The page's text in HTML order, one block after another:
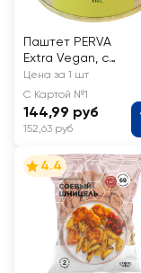
Паштет PERVA
Extra Vegan, с
белым нутом
Цена за 1 шт
С Картой №1
144,99 руб
152,63 руб
4.4